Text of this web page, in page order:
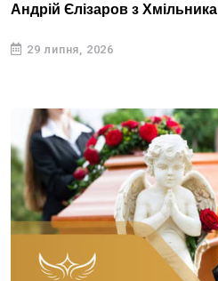
Андрій Єлізаров з Хмільника
29 липня, 2026